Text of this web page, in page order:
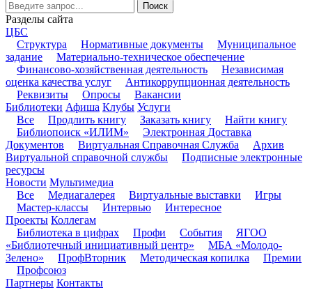
Поиск
Разделы сайта
ЦБС
Структура
Нормативные документы
Муниципальное
задание
Материально-техническое обеспечение
Финансово-хозяйственная деятельность
Независимая
оценка качества услуг
Антикоррупционная деятельность
Реквизиты
Опросы
Вакансии
Библиотеки Афиша Клубы Услуги
Все
Продлить книгу Заказать книгу
Найти книгу
Библиопоиск «ИЛИМ»
Электронная Доставка
Документов
Виртуальная Справочная Служба
Архив
Виртуальной справочной службы
Подписные электронные
ресурсы
Новости Мультимедиа
Все
Медиагалерея Виртуальные выставки
Игры
Мастер-классы
Интервью
Интересное
Проекты Коллегам
Библиотека в цифрах
Профи События
ЯГОО
«Библиотечный инициативный центр»
МБА «Молодо-
Зелено»
ПрофВторник Методическая копилка
Премии
Профсоюз
Партнеры Контакты